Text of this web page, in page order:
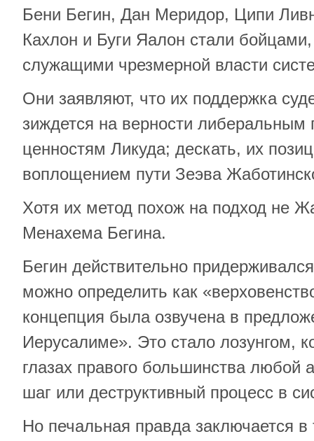
Бени Бегин, Дан Меридор, Ципи
Кахлон и Буги Яалон стали
служащими чрезмерной власти
Они заявляют, что их поддержка
зиждется на верности либеральным
ценностям Ликуда; дескать, их
воплощением пути Зеэва
Хотя их метод похож на подход не
Менахема Бегина.
Бегин действительно
можно определить как
концепция была озвучена в
Иерусалиме». Это стало лозунгом,
глазах правого большинства любой
шаг или деструктивный процесс в
Но печальная правда заключается